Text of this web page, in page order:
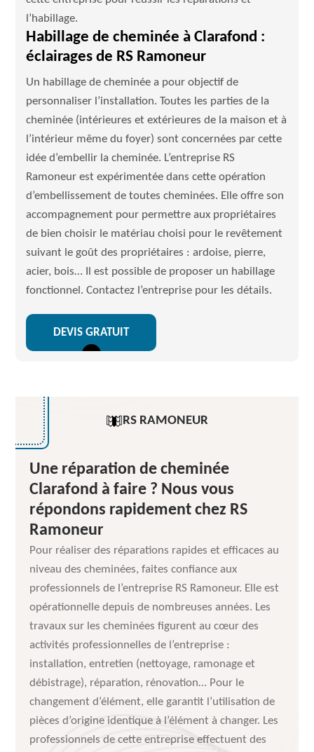
l’habillage.
Habillage de cheminée à Clarafond :
éclairages de RS Ramoneur
Un habillage de cheminée a pour objectif de
personnaliser l’installation. Toutes les parties de la
cheminée (intérieures et extérieures de la maison et à
l’intérieur même du foyer) sont concernées par cette
idée d’embellir la cheminée. L’entreprise RS
Ramoneur est expérimentée dans cette opération
d’embellissement de toutes cheminées. Elle offre son
accompagnement pour permettre aux propriétaires
de bien choisir le matériau choisi pour le revêtement
suivant le goût des propriétaires : ardoise, pierre,
acier, bois… Il est possible de proposer un habillage
fonctionnel. Contactez l’entreprise pour les détails.
DEVIS GRATUIT
RS RAMONEUR
Une réparation de cheminée
Clarafond à faire ? Nous vous
répondons rapidement chez RS
Ramoneur
Pour réaliser des réparations rapides et efficaces au
niveau des cheminées, faites confiance aux
professionnels de l’entreprise RS Ramoneur. Elle est
opérationnelle depuis de nombreuses années. Les
travaux sur les cheminées figurent au cœur des
activités professionnelles de l’entreprise :
installation, entretien (nettoyage, ramonage et
débistrage), réparation, rénovation… Pour le
changement d’élément, elle garantit l’utilisation de
pièces d’origine identique à l’élément à changer. Les
professionnels de cette entreprise effectuent des